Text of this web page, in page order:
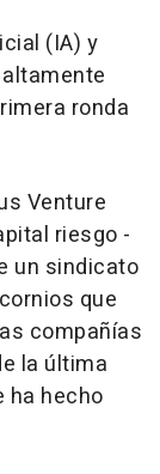
(IA) y
ronda
Venture
riesgo -
un sindicato
que
compañías
la última
ha hecho